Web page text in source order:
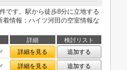
です。駅から徒歩8分に立地する
情報：ハイツ河田の空室情報な
詳細
検討リスト
詳細を見る
追加する
詳細を見る 追加する